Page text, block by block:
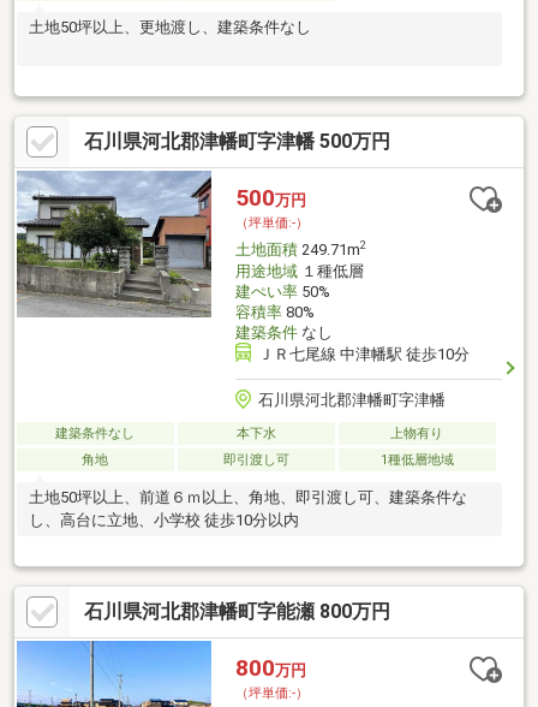
土地50坪以上、更地渡し、建築条件なし
石川県河北郡津幡町字津幡 500万円
500万円
（坪単価:-）
土地面積249.71m2
用途地域１種低層
建ぺい率50%
容積率80%
建築条件なし
ＪＲ七尾線 中津幡駅 徒歩10分
石川県河北郡津幡町字津幡
建築条件なし 本下水
上物有り
角地
即引渡し可 1種低層地域
土地50坪以上、前道６ｍ以上、角地、即引渡し可、建築条件な
し、高台に立地、小学校 徒歩10分以内
石川県河北郡津幡町字能瀬 800万円
800万円
（坪単価:-）